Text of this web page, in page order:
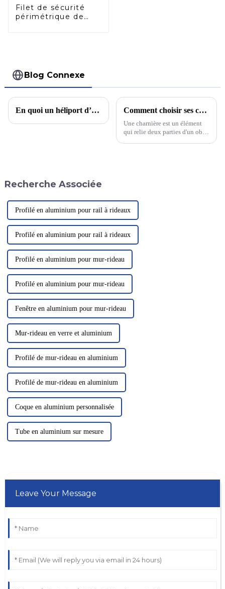
Filet de sécurité
périmétrique de
Blog Connexe
En quoi un héliport d’hôpital est-il différent des autres héliports ? Comment choisir ses charnières ? Laquelle est la plus adaptée : charnière à engrenage continu ou charnière traditionnelle ?
Une charnière est un élément
qui relie deux parties d'un objet
fonctions ont évolué.
Recherche Associée
Profilé en aluminium pour rail à rideaux
Profilé en aluminium pour rail à rideaux
Profilé en aluminium pour mur-rideau
Profilé en aluminium pour mur-rideau
Fenêtre en aluminium pour mur-rideau
Mur-rideau en verre et aluminium
Profilé de mur-rideau en aluminium
Profilé de mur-rideau en aluminium
Coque en aluminium personnalisée
Tube en aluminium sur mesure
Leave Your Message